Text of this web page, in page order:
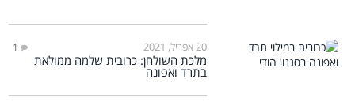
20 אפריל, 2021 1
מלכת השולחן: כרובית שלמה ממולאת
בתרד ואפונה